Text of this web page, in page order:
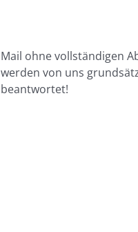
Mail ohne vollständigen
werden von uns
beantwortet!